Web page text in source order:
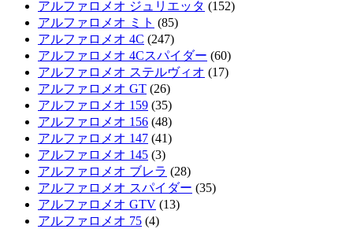
アルファロメオ ジュリエッタ (152)
アルファロメオ ミト (85)
アルファロメオ 4C (247)
アルファロメオ 4Cスパイダー (60)
アルファロメオ ステルヴィオ (17)
アルファロメオ GT (26)
アルファロメオ 159 (35)
アルファロメオ 156 (48)
アルファロメオ 147 (41)
アルファロメオ 145 (3)
アルファロメオ ブレラ (28)
アルファロメオ スパイダー (35)
アルファロメオ GTV (13)
アルファロメオ 75 (4)